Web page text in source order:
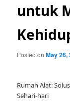
untuk
Posted onMay 26,
Rumah Alat:
Sehari-hari